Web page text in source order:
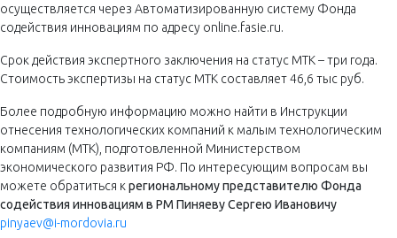
осуществляется через Автоматизированную систему Фонда
содействия инновациям по адресу online.fasie.ru.
Срок действия экспертного заключения на статус МТК – три года.
Стоимость экспертизы на статус МТК составляет 46,6 тыс руб.
Более подробную информацию можно найти в Инструкции
отнесения технологических компаний к малым технологическим
компаниям (МТК), подготовленной Министерством
экономического развития РФ. По интересующим вопросам вы
можете обратиться к региональному представителю Фонда
содействия инновациям в РМ Пиняеву Сергею Ивановичу
pinyaev@i-mordovia.ru